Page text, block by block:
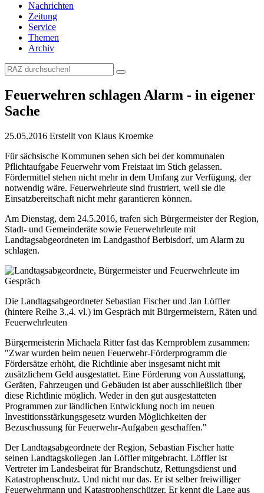
Nachrichten
Zeitung
Service
Themen
Archiv
Feuerwehren schlagen Alarm - in eigener
Sache
25.05.2016 Erstellt von Klaus Kroemke
Für sächsische Kommunen sehen sich bei der kommunalen
Pflichtaufgabe Feuerwehr vom Freistaat im Stich gelassen.
Fördermittel stehen nicht mehr in dem Umfang zur Verfügung, der
notwendig wäre. Feuerwehrleute sind frustriert, weil sie die
Einsatzbereitschaft nicht mehr garantieren können.
Am Dienstag, dem 24.5.2016, trafen sich Bürgermeister der Region,
Stadt- und Gemeinderäte sowie Feuerwehrleute mit
Landtagsabgeordneten im Landgasthof Berbisdorf, um Alarm zu
schlagen.
Die Landtagsabgeordneter Sebastian Fischer und Jan Löffler
(hintere Reihe 3.,4. vl.) im Gespräch mit Bürgermeistern, Räten und
Feuerwehrleuten
Bürgermeisterin Michaela Ritter fast das Kernproblem zusammen:
"Zwar wurden beim neuen Feuerwehr-Förderprogramm die
Fördersätze erhöht, die Richtlinie aber insgesamt nicht mit
zusätzlichem Geld ausgestattet. Eine Förderung von Ausstattung,
Geräten, Fahrzeugen und Gebäuden ist aber ausschließlich über
diese Richtlinie möglich. Weder in den gut ausgestatteten
Programmen zur ländlichen Entwicklung noch im neuen
Investitionsstärkungsgesetz wurden Möglichkeiten der
Bezuschussung für Feuerwehr-Aufgaben geschaffen."
Der Landtagsabgeordnete der Region, Sebastian Fischer hatte
seinen Landtagskollegen Jan Löffler mitgebracht. Löffler ist
Vertreter im Landesbeirat für Brandschutz, Rettungsdienst und
Katastrophenschutz. Und nicht nur das. Er ist selber freiwilliger
Feuerwehrmann und Katastrophenschützer. Er kennt die Lage aus